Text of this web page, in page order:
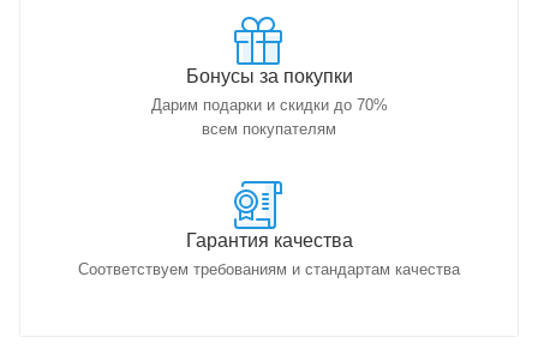
Бонусы за покупки
Дарим подарки и скидки до 70%
всем покупателям
Гарантия качества
Соответствуем требованиям и стандартам качества